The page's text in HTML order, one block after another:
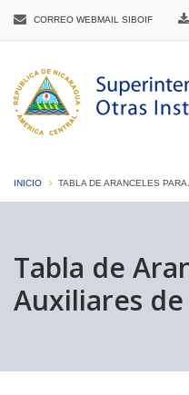
CORREO WEBMAIL SIBOIF
INICIO TABLA DE ARANCELES
Tabla de
Auxiliares